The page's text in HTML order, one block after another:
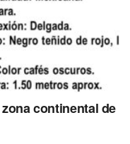
continental de